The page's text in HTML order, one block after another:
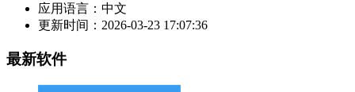
应用语言： 中文
更新时间： 2026-03-23 17:07:36
最新软件